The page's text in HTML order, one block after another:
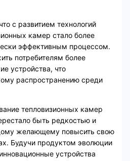
с развитием технологий
камер стало более
эффективным процессом.
потребителям более
устройства, что
распространению среди
тепловизионных камер
быть редкостью и
желающему повысить свою
Будучи продуктом эволюции
устройства